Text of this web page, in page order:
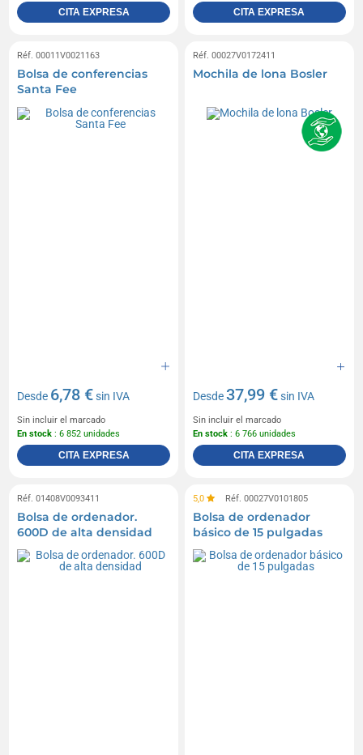
CITA EXPRESA CITA EXPRESA
Réf. 00011V0021163
Bolsa de conferencias
Santa Fee
Desde 6,78 €sin IVA
Sin incluir el marcado
En stock : 6 852 unidades
CITA EXPRESA
Réf. 00027V0172411
Mochila de lona Bosler
Desde37,99 €sin IVA
Sin incluir el marcado
En stock : 6 766 unidades
CITA EXPRESA
Réf. 01408V0093411
Bolsa de ordenador.
600D de alta densidad
5,0 Réf. 00027V0101805
Bolsa de ordenador
básico de 15 pulgadas